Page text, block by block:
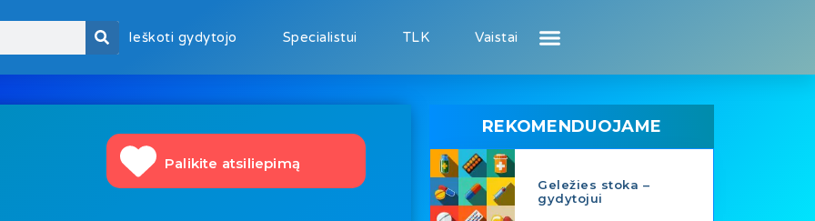
Ieškoti gydytojo Specialistui TLK Vaistai
Palikite atsiliepimą
REKOMENDUOJAME
Geležies stoka –
gydytojui